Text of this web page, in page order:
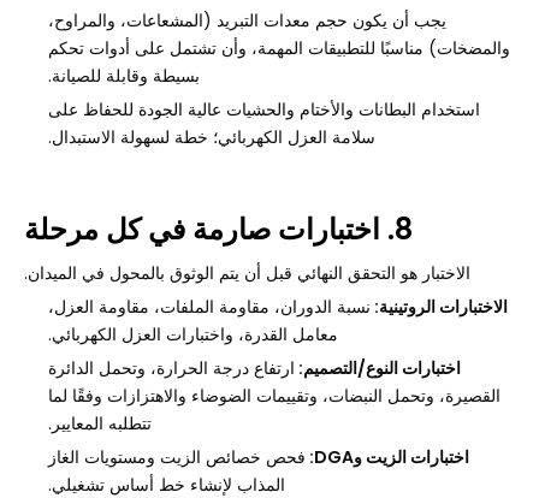
يجب أن يكون حجم معدات التبريد (المشعاعات، والمراوح،
والمضخات) مناسبًا للتطبيقات المهمة، وأن تشتمل على أدوات تحكم
بسيطة وقابلة للصيانة.
استخدام البطانات والأختام والحشيات عالية الجودة للحفاظ على
سلامة العزل الكهربائي؛ خطة لسهولة الاستبدال.
8. اختبارات صارمة في كل مرحلة
الاختبار هو التحقق النهائي قبل أن يتم الوثوق بالمحول في الميدان.
الاختبارات الروتينية: نسبة الدوران، مقاومة الملفات، مقاومة العزل،
معامل القدرة، واختبارات العزل الكهربائي.
اختبارات النوع/التصميم: ارتفاع درجة الحرارة، وتحمل الدائرة
القصيرة، وتحمل النبضات، وتقييمات الضوضاء والاهتزازات وفقًا لما
تتطلبه المعايير.
اختبارات الزيت وDGA:
فحص خصائص الزيت ومستويات الغاز
المذاب لإنشاء خط أساس تشغيلي.